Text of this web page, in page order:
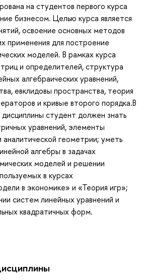
на студентов первого курса
бизнесом. Целью курса является
освоение основных методов
применения для построение
моделей. В рамках курса
и определителей, структура
алгебраических уравнений,
евклидовы пространства, теория
и кривые второго порядка.В
студент должен знать
уравнений, элементы
аналитической геометрии; уметь
алгебры в задачах
моделей и решении
в курсах
в экономике» и «Теория игр»;
систем линейных уравнений и
квадратичных форм.